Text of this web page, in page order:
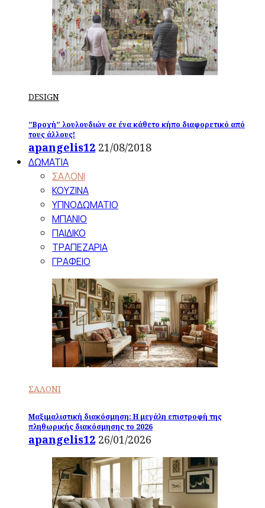
DESIGN
”Βροχή” λουλουδιών σε ένα κάθετο κήπο διαφορετικό από
τους άλλους!
apangelis12 21/08/2018
ΔΩΜΑΤΙΑ
ΣΑΛΟΝΙ
ΚΟΥΖΙΝΑ
ΥΠΝΟΔΩΜΑΤΙΟ
ΜΠΑΝΙΟ
ΠΑΙΔΙΚΟ
ΤΡΑΠΕΖΑΡΙΑ
ΓΡΑΦΕΙΟ
ΣΑΛΟΝΙ
Μαξιμαλιστική διακόσμηση: Η μεγάλη επιστροφή της
πληθωρικής διακόσμησης το 2026
apangelis12 26/01/2026